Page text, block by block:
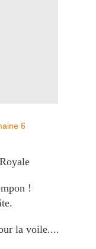
!
la voile....